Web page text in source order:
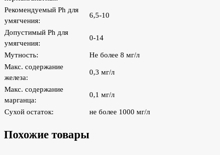
Рекомендуемый Ph для
умягчения:
6,5-10
Допустимый Ph для
умягчения:
0-14
Мутность:
Не более 8 мг/л
Макс. содержание
железа:
0,3 мг/л
Макс. содержание
марганца:
0,1 мг/л
Сухой остаток: не более 1000 мг/л
Похожие товары